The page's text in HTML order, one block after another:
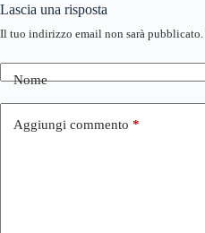
Lascia una risposta
Il tuo indirizzo email non sarà pubblicato.
Nome
Aggiungi commento *